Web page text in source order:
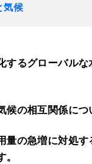
気候
するグローバル
候の相互関係につ
量の急増に対処
。